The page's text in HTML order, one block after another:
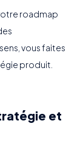
roadmap
vous faites
produit.
et